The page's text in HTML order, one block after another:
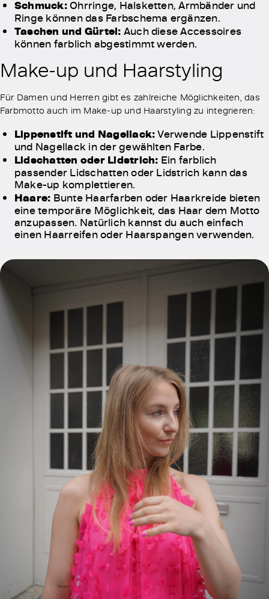
Schmuck:Ohrringe, Halsketten, Armbänder und
Ringe können das Farbschema ergänzen.
Taschen und Gürtel: Auch diese Accessoires
können farblich abgestimmt werden.
Make-up und Haarstyling
Für Damen und Herren gibt es zahlreiche Möglichkeiten, das
Farbmotto auch im Make-up und Haarstyling zu integrieren:
Lippenstift und Nagellack:Verwende Lippenstift
und Nagellack in der gewählten Farbe.
Lidschatten oder Lidstrich: Ein farblich
passender Lidschatten oder Lidstrich kann das
Make-up komplettieren.
Haare: Bunte Haarfarben oder Haarkreide bieten
eine temporäre Möglichkeit, das Haar dem Motto
anzupassen. Natürlich kannst du auch einfach
einen Haarreifen oder Haarspangen verwenden.